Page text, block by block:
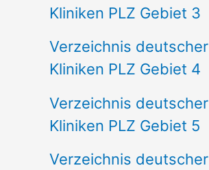
Kliniken PLZ Gebiet 3
Verzeichnis deutscher
Kliniken PLZ Gebiet 4
Verzeichnis deutscher
Kliniken PLZ Gebiet 5
Verzeichnis deutscher